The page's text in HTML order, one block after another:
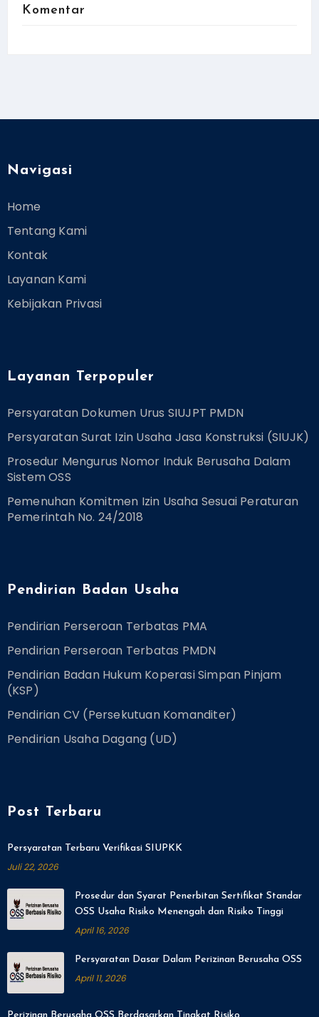
Komentar
Navigasi
Home
Tentang Kami
Kontak
Layanan Kami
Kebijakan Privasi
Layanan Terpopuler
Persyaratan Dokumen Urus SIUJPT PMDN
Persyaratan Surat Izin Usaha Jasa Konstruksi (SIUJK)
Prosedur Mengurus Nomor Induk Berusaha Dalam
Sistem OSS
Pemenuhan Komitmen Izin Usaha Sesuai Peraturan
Pemerintah No. 24/2018
Pendirian Badan Usaha
Pendirian Perseroan Terbatas PMA
Pendirian Perseroan Terbatas PMDN
Pendirian Badan Hukum Koperasi Simpan Pinjam
(KSP)
Pendirian CV (Persekutuan Komanditer)
Pendirian Usaha Dagang (UD)
Post Terbaru
Persyaratan Terbaru Verifikasi SIUPKK
Juli 22, 2026
Prosedur dan Syarat Penerbitan Sertifikat Standar
OSS Usaha Risiko Menengah dan Risiko Tinggi
April 16, 2026
Persyaratan Dasar Dalam Perizinan Berusaha OSS
April 11, 2026
Perizinan Berusaha OSS Berdasarkan Tingkat Risiko